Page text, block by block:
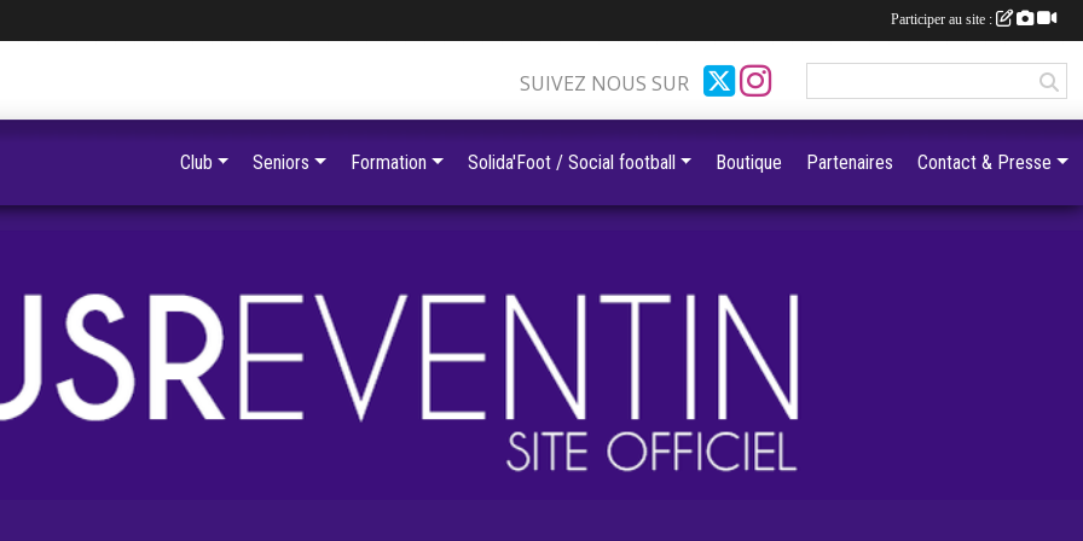
SUIVEZ NOUS SUR
Club Seniors Formation Solida'Foot / Social football Boutique Partenaires Contact & Presse
Participer au site :